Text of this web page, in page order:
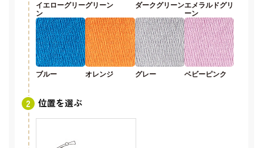
イエローグリー
ン
グリーン ダークグリーンエメラルドグリ
ーン
ブルー オレンジ グレー ベビーピンク
位置を選ぶ